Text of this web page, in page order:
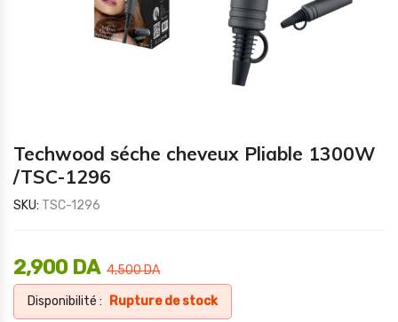
Techwood séche cheveux Pliable 1300W
/TSC-1296
SKU: TSC-1296
4,500DA
2,900 DA
Disponibilité : Rupture de stock